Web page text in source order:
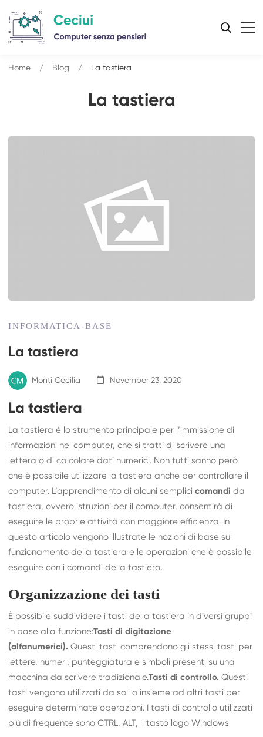
La tastiera
Home Blog La tastiera
INFORMATICA-BASE
La tastiera
Monti Cecilia November 23, 2020
La tastiera
La tastiera è lo strumento principale per l’immissione di
informazioni nel computer, che si tratti di scrivere una
lettera o di calcolare dati numerici. Non tutti sanno però
che è possibile utilizzare la tastiera anche per controllare il
computer. L’apprendimento di alcuni semplicicomandi da
tastiera, ovvero istruzioni per il computer, consentirà di
eseguire le proprie attività con maggiore efficienza. In
questo articolo vengono illustrate le nozioni di base sul
funzionamento della tastiera e le operazioni che è possibile
eseguire con i comandi della tastiera.
Organizzazione dei tasti
È possibile suddividere i tasti della tastiera in diversi gruppi
in base alla funzione:Tasti di digitazione
(alfanumerici). Questi tasti comprendono gli stessi tasti per
lettere, numeri, punteggiatura e simboli presenti su una
macchina da scrivere tradizionale.Tasti di controllo. Questi
tasti vengono utilizzati da soli o insieme ad altri tasti per
eseguire determinate operazioni. I tasti di controllo utilizzati
più di frequente sono CTRL, ALT, il tasto logo Windows